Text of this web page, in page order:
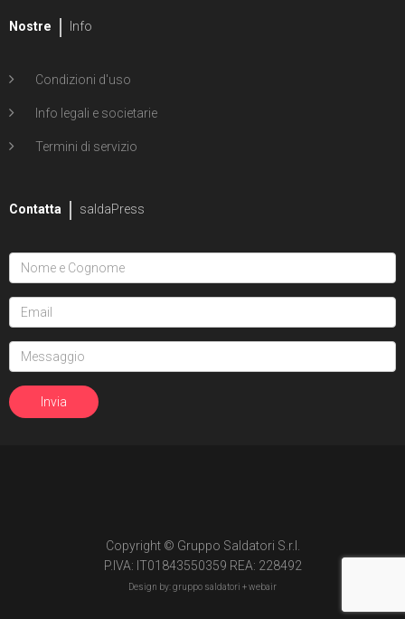
Nostre Info
Condizioni d'uso
Info legali e societarie
Termini di servizio
Contatta saldaPress
Copyright © Gruppo Saldatori S.r.l.
P.IVA: IT01843550359 REA: 228492
Design by: gruppo saldatori +webair